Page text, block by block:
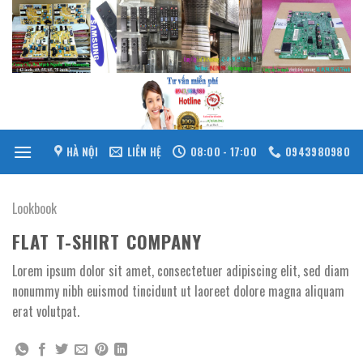
Skip
content
HÀ NỘI LIÊN HỆ 08:00 - 17:00 0943980980
Lookbook
FLAT T-SHIRT COMPANY
Lorem ipsum dolor sit amet, consectetuer adipiscing elit, sed diam
nonummy nibh euismod tincidunt ut laoreet dolore magna aliquam
erat volutpat.